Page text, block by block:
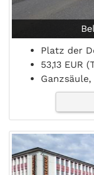
Platz der
53,13 EUR